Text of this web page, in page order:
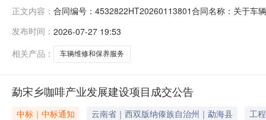
正文内容： 合同编号：4532822HT20260113801合同名称：关于车
理机构：进口产品审核前公示：采购公告（或单一来源
发布时间： 2026-07-27 19:53
相关产品：
车辆维修和保养服务
勐宋乡咖啡产业发展建设项目成交公告
中标｜中标通知 云南省｜西双版纳傣族自治州｜勐海县
工